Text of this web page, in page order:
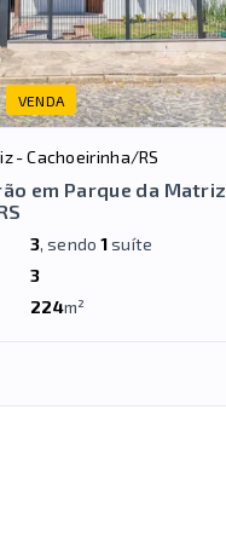
VENDA
- Cachoeirinha/RS
em Parque da Matriz,
3, sendo1suíte
3
224m²